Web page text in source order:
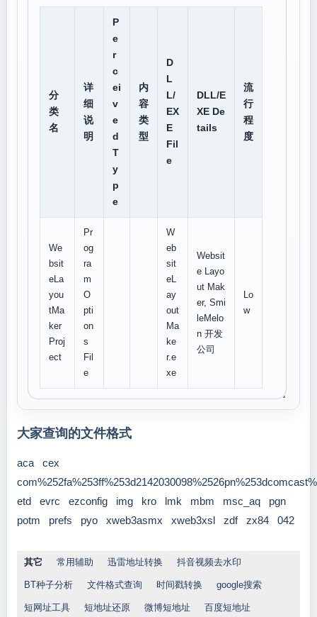
分
类
名
详
细
说
明
P
e
r
c
ei
v
e
d
T
y
p
e
内
容
类
型
D
L
L/
EX
E
Fil
e
DLL/E
XE De
tails
流
行
程
度
We
bsit
eLa
you
tMa
ker
Proj
ect
Pr
og
ra
m
O
pti
on
s
Fil
e
W
eb
sit
eL
ay
out
Ma
ke
r.e
xe
Websit
e Layo
ut Mak
er, Smi
leMelo
n 开发
公司
Lo
w
大家查询的文件格式
aca
cex
etd
evrc ezconfig img kro lmk mbm msc_aq
pgn
potm
prefs pyo xweb3asmx xweb3xsl zdf zx84 042
其它 常用辅助 迅雷地址转换 抖音视频去水印
BT种子分析 文件格式查询 时间戳转换 google搜索
短网址工具 短地址还原 微博短地址 百度短地址